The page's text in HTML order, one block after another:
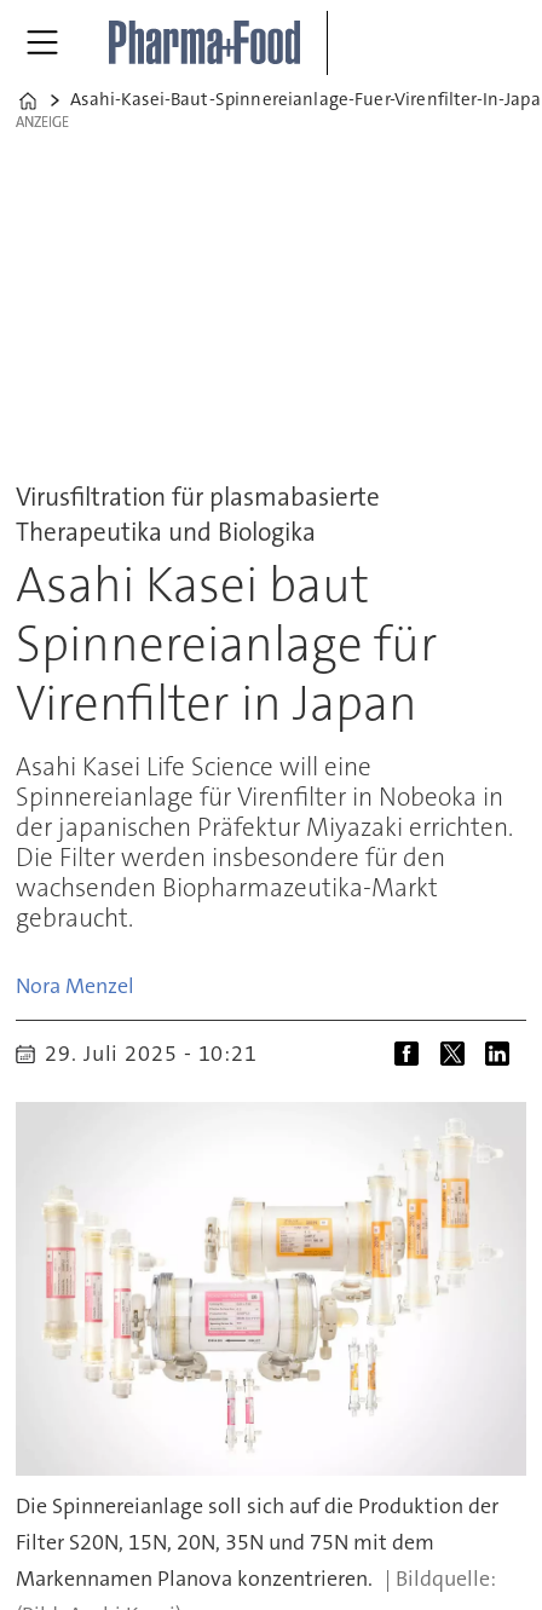
Home
Asahi-Kasei-Baut-Spinnereianlage-Fuer-Virenfilter-In-
ANZEIGE
ANZEIGE
Virusfiltration für plasmabasierte
Therapeutika und Biologika
Asahi Kasei baut
Spinnereianlage für
Virenfilter in Japan
Asahi Kasei Life Science will eine
Spinnereianlage für Virenfilter in Nobeoka in
der japanischen Präfektur Miyazaki errichten.
Die Filter werden insbesondere für den
wachsenden Biopharmazeutika-Markt
gebraucht.
Nora Menzel
29. Juli 2025 - 10:21
Die Spinnereianlage soll sich auf die Produktion der
Filter S20N, 15N, 20N, 35N und 75N mit dem
Markennamen Planova konzentrieren.